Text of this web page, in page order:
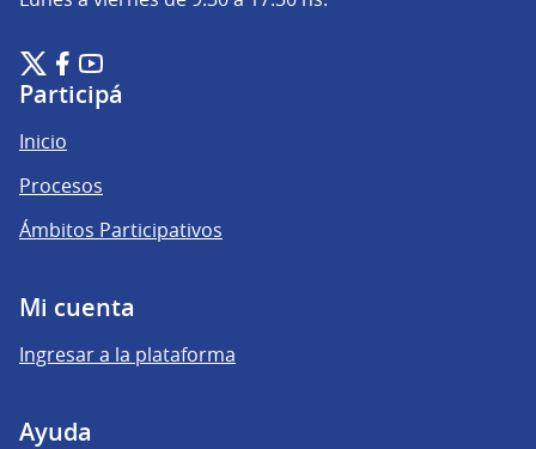
Plataforma de Participación Ciudadana Digital en X
(Enlace externo)
Plataforma de Participación Ciudadana Digital en Facebook
(Enlace externo)
Plataforma de Participación Ciudadana Digital en
(Enlace externo)
Participá
Inicio
Procesos
Ámbitos Participativos
Mi cuenta
Ingresar a la plataforma
Ayuda